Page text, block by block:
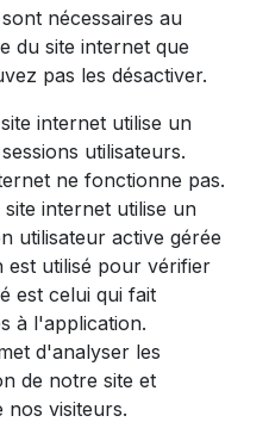
parfaitement
vous permettant
bercé par vos
ou vos triggers
sonné aussi
🌙
Bluetooth 5.3, ces
rapide et
Leur
évite toute
- sortez-les
de chargement
instantanément
nécessaires au
du site internet que
pas les désactiver.
internet utilise un
utilisateurs.
ne fonctionne pas.
internet utilise un
utilisateur active gérée
est utilisé pour vérifier
est celui qui fait
à l'application.
d'analyser les
de notre site et
nos visiteurs.